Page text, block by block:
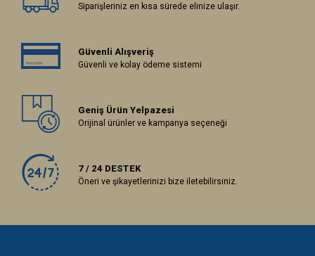
Siparişleriniz en kısa sürede elinize ulaşır.
Güvenli Alışveriş
Güvenli ve kolay ödeme sistemi
Geniş Ürün Yelpazesi
Orijinal ürünler ve kampanya seçeneği
7 / 24 DESTEK
Öneri ve şikayetlerinizi bize iletebilirsiniz.